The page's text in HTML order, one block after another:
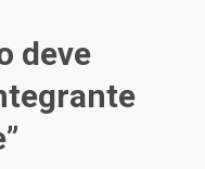
deve